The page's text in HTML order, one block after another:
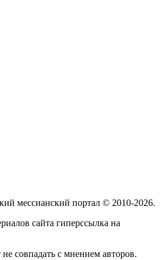
мессианский портал © 2010-2026.
сайта гиперссылка на
совпадать с мнением авторов.